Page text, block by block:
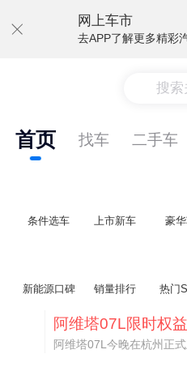
网上车市
去APP了解更多精彩
搜索
首页 找车 二手车
条件选车 上市新车 豪
新能源口碑 销量排行 热门